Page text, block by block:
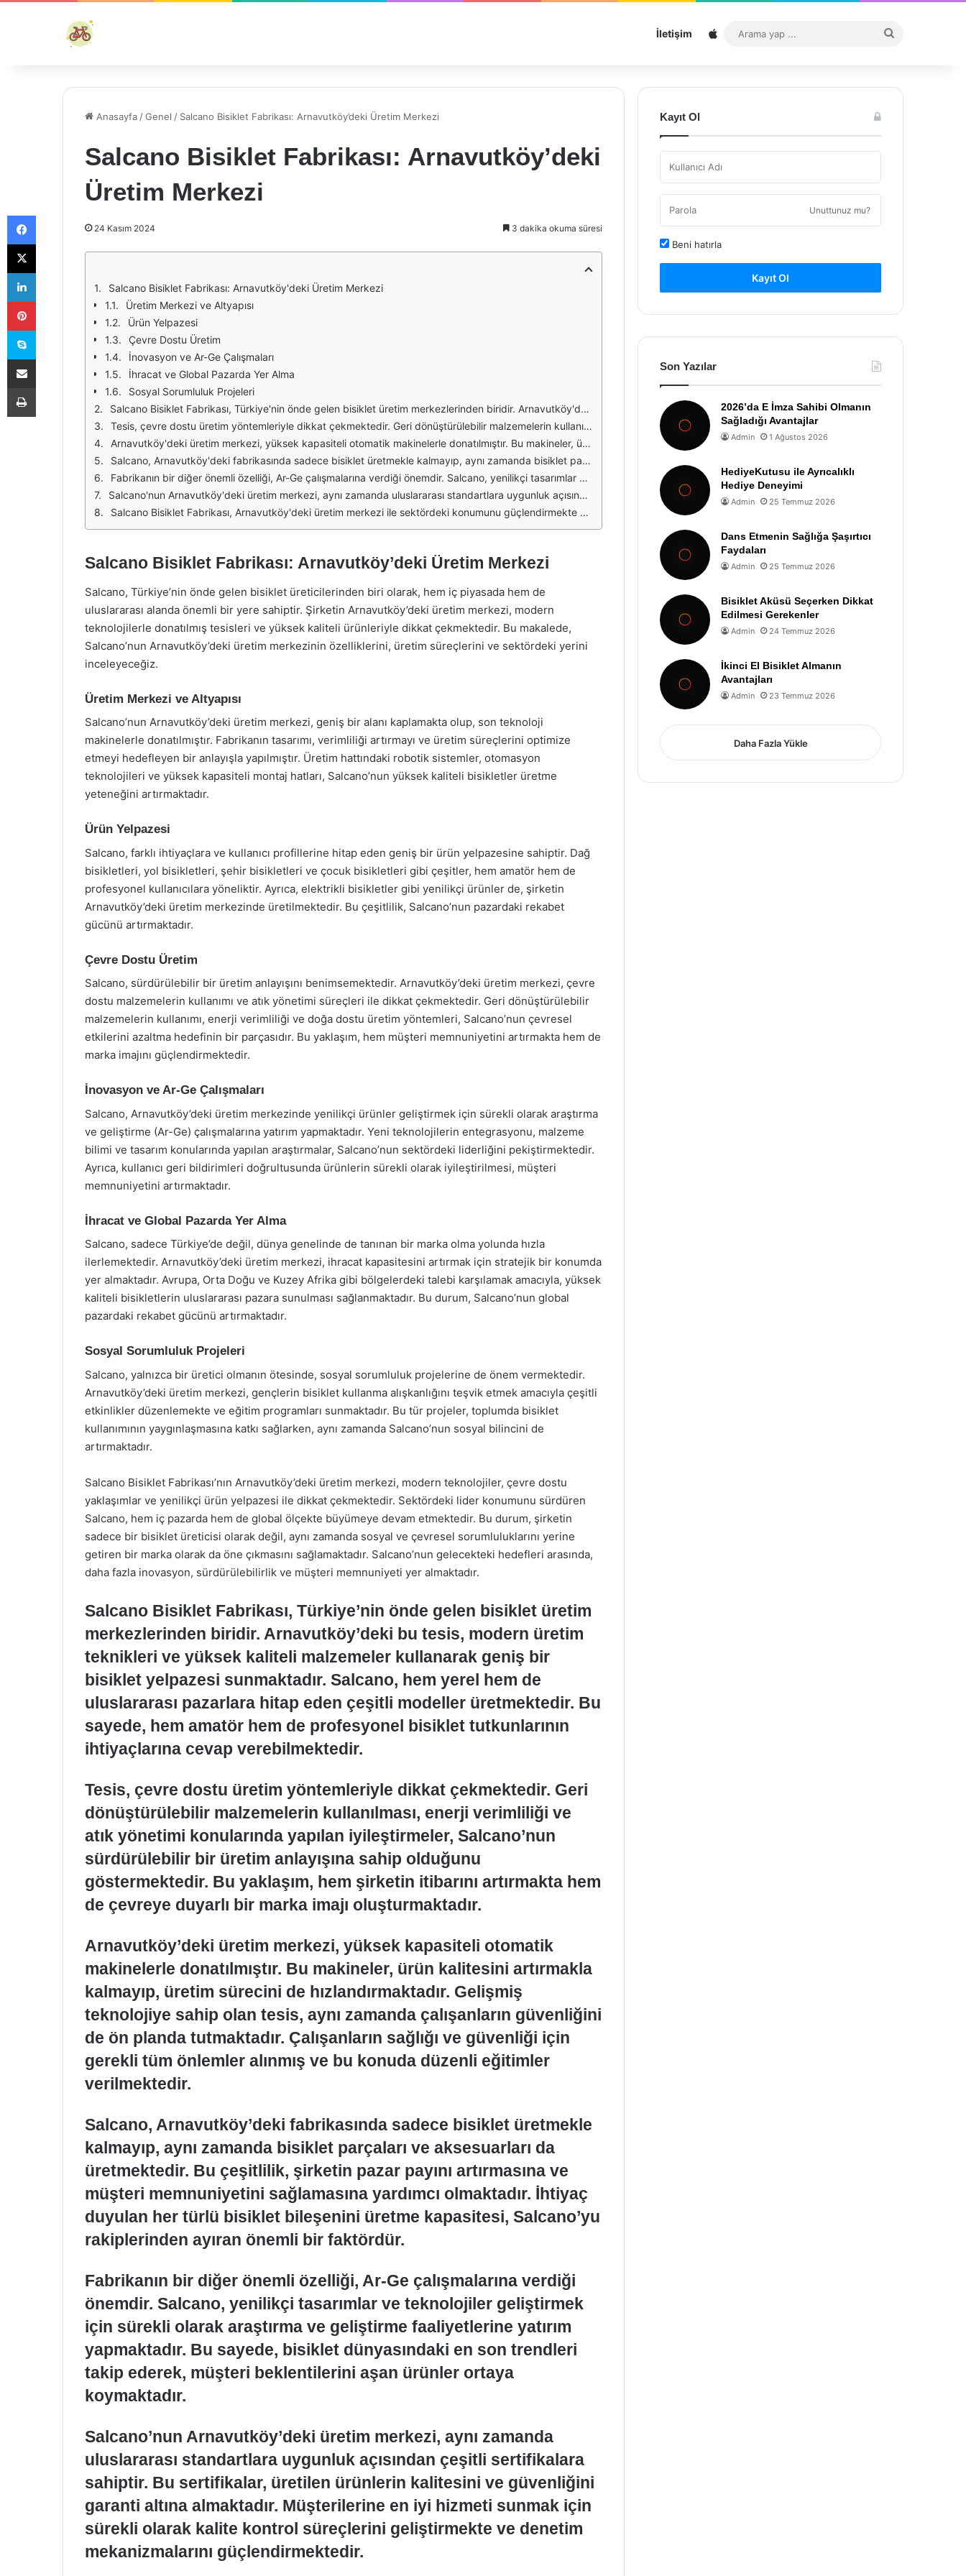
İletişim Sitemap
...
Anasayfa /Genel / Salcano Bisiklet Fabrikası: Arnavutköy’deki Üretim Merkezi
Salcano Bisiklet Fabrikası: Arnavutköy’deki
Üretim Merkezi
24 Kasım 2024 3 dakika okuma süresi
Salcano Bisiklet Fabrikası: Arnavutköy'deki Üretim Merkezi
Üretim Merkezi ve Altyapısı
Ürün Yelpazesi
Çevre Dostu Üretim
İnovasyon ve Ar-Ge Çalışmaları
İhracat ve Global Pazarda Yer Alma
Sosyal Sorumluluk Projeleri
Salcano Bisiklet Fabrikası, Türkiye'nin önde gelen bisiklet üretim merkezlerinden biridir. Arnavutköy'deki bu tesis, modern üretim teknikleri ve yüksek kaliteli malzemeler kullanarak geniş bir bisiklet yelpazesi sunmaktadır. Salcano, hem yerel hem de uluslararası pazarlara hitap eden çeşitli modeller üretmektedir. Bu sayede, hem amatör hem de profesyonel bisiklet tutkunlarının ihtiyaçlarına cevap verebilmektedir.
Tesis, çevre dostu üretim yöntemleriyle dikkat çekmektedir. Geri dönüştürülebilir malzemelerin kullanılması, enerji verimliliği ve atık yönetimi konularında yapılan iyileştirmeler, Salcano'nun sürdürülebilir bir üretim anlayışına sahip olduğunu göstermektedir. Bu yaklaşım, hem şirketin itibarını artırmakta hem de çevreye duyarlı bir marka imajı oluşturmaktadır.
Arnavutköy'deki üretim merkezi, yüksek kapasiteli otomatik makinelerle donatılmıştır. Bu makineler, ürün kalitesini artırmakla kalmayıp, üretim sürecini de hızlandırmaktadır. Gelişmiş teknolojiye sahip olan tesis, aynı zamanda çalışanların güvenliğini de ön planda tutmaktadır. Çalışanların sağlığı ve güvenliği için gerekli tüm önlemler alınmış ve bu konuda düzenli eğitimler verilmektedir.
Salcano, Arnavutköy'deki fabrikasında sadece bisiklet üretmekle kalmayıp, aynı zamanda bisiklet parçaları ve aksesuarları da üretmektedir. Bu çeşitlilik, şirketin pazar payını artırmasına ve müşteri memnuniyetini sağlamasına yardımcı olmaktadır. İhtiyaç duyulan her türlü bisiklet bileşenini üretme kapasitesi, Salcano'yu rakiplerinden ayıran önemli bir faktördür.
Fabrikanın bir diğer önemli özelliği, Ar-Ge çalışmalarına verdiği önemdir. Salcano, yenilikçi tasarımlar ve teknolojiler geliştirmek için sürekli olarak araştırma ve geliştirme faaliyetlerine yatırım yapmaktadır. Bu sayede, bisiklet dünyasındaki en son trendleri takip ederek, müşteri beklentilerini aşan ürünler ortaya koymaktadır.
Salcano'nun Arnavutköy'deki üretim merkezi, aynı zamanda uluslararası standartlara uygunluk açısından çeşitli sertifikalara sahiptir. Bu sertifikalar, üretilen ürünlerin kalitesini ve güvenliğini garanti altına almaktadır. Müşterilerine en iyi hizmeti sunmak için sürekli olarak kalite kontrol süreçlerini geliştirmekte ve denetim mekanizmalarını güçlendirmektedir.
Salcano Bisiklet Fabrikası, Arnavutköy'deki üretim merkezi ile sektördeki konumunu güçlendirmekte ve yenilikçi yaklaşımlarıyla dikkat çekmektedir. Sürekli gelişim ve müşteri memnuniyeti odaklı çalışmaları, Salcano'yu bisiklet endüstrisinde öncü bir marka haline getirmektedir.
Salcano Bisiklet Fabrikası: Arnavutköy’deki Üretim Merkezi
Salcano, Türkiye’nin önde gelen bisiklet üreticilerinden biri olarak, hem iç piyasada hem de
uluslararası alanda önemli bir yere sahiptir. Şirketin Arnavutköy’deki üretim merkezi, modern
teknolojilerle donatılmış tesisleri ve yüksek kaliteli ürünleriyle dikkat çekmektedir. Bu makalede,
Salcano’nun Arnavutköy’deki üretim merkezinin özelliklerini, üretim süreçlerini ve sektördeki yerini
inceleyeceğiz.
Üretim Merkezi ve Altyapısı
Salcano’nun Arnavutköy’deki üretim merkezi, geniş bir alanı kaplamakta olup, son teknoloji
makinelerle donatılmıştır. Fabrikanın tasarımı, verimliliği artırmayı ve üretim süreçlerini optimize
etmeyi hedefleyen bir anlayışla yapılmıştır. Üretim hattındaki robotik sistemler, otomasyon
teknolojileri ve yüksek kapasiteli montaj hatları, Salcano’nun yüksek kaliteli bisikletler üretme
yeteneğini artırmaktadır.
Ürün Yelpazesi
Salcano, farklı ihtiyaçlara ve kullanıcı profillerine hitap eden geniş bir ürün yelpazesine sahiptir. Dağ
bisikletleri, yol bisikletleri, şehir bisikletleri ve çocuk bisikletleri gibi çeşitler, hem amatör hem de
profesyonel kullanıcılara yöneliktir. Ayrıca, elektrikli bisikletler gibi yenilikçi ürünler de, şirketin
Arnavutköy’deki üretim merkezinde üretilmektedir. Bu çeşitlilik, Salcano’nun pazardaki rekabet
gücünü artırmaktadır.
Çevre Dostu Üretim
Salcano, sürdürülebilir bir üretim anlayışını benimsemektedir. Arnavutköy’deki üretim merkezi, çevre
dostu malzemelerin kullanımı ve atık yönetimi süreçleri ile dikkat çekmektedir. Geri dönüştürülebilir
malzemelerin kullanımı, enerji verimliliği ve doğa dostu üretim yöntemleri, Salcano’nun çevresel
etkilerini azaltma hedefinin bir parçasıdır. Bu yaklaşım, hem müşteri memnuniyetini artırmakta hem de
marka imajını güçlendirmektedir.
İnovasyon ve Ar-Ge Çalışmaları
Salcano, Arnavutköy’deki üretim merkezinde yenilikçi ürünler geliştirmek için sürekli olarak araştırma
ve geliştirme (Ar-Ge) çalışmalarına yatırım yapmaktadır. Yeni teknolojilerin entegrasyonu, malzeme
bilimi ve tasarım konularında yapılan araştırmalar, Salcano’nun sektördeki liderliğini pekiştirmektedir.
Ayrıca, kullanıcı geri bildirimleri doğrultusunda ürünlerin sürekli olarak iyileştirilmesi, müşteri
memnuniyetini artırmaktadır.
İhracat ve Global Pazarda Yer Alma
Salcano, sadece Türkiye’de değil, dünya genelinde de tanınan bir marka olma yolunda hızla
ilerlemektedir. Arnavutköy’deki üretim merkezi, ihracat kapasitesini artırmak için stratejik bir konumda
yer almaktadır. Avrupa, Orta Doğu ve Kuzey Afrika gibi bölgelerdeki talebi karşılamak amacıyla, yüksek
kaliteli bisikletlerin uluslararası pazara sunulması sağlanmaktadır. Bu durum, Salcano’nun global
pazardaki rekabet gücünü artırmaktadır.
Sosyal Sorumluluk Projeleri
Salcano, yalnızca bir üretici olmanın ötesinde, sosyal sorumluluk projelerine de önem vermektedir.
Arnavutköy’deki üretim merkezi, gençlerin bisiklet kullanma alışkanlığını teşvik etmek amacıyla çeşitli
etkinlikler düzenlemekte ve eğitim programları sunmaktadır. Bu tür projeler, toplumda bisiklet
kullanımının yaygınlaşmasına katkı sağlarken, aynı zamanda Salcano’nun sosyal bilincini de
artırmaktadır.
Salcano Bisiklet Fabrikası’nın Arnavutköy’deki üretim merkezi, modern teknolojiler, çevre dostu
yaklaşımlar ve yenilikçi ürün yelpazesi ile dikkat çekmektedir. Sektördeki lider konumunu sürdüren
Salcano, hem iç pazarda hem de global ölçekte büyümeye devam etmektedir. Bu durum, şirketin
sadece bir bisiklet üreticisi olarak değil, aynı zamanda sosyal ve çevresel sorumluluklarını yerine
getiren bir marka olarak da öne çıkmasını sağlamaktadır. Salcano’nun gelecekteki hedefleri arasında,
daha fazla inovasyon, sürdürülebilirlik ve müşteri memnuniyeti yer almaktadır.
Salcano Bisiklet Fabrikası, Türkiye’nin önde gelen bisiklet üretim
merkezlerinden biridir. Arnavutköy’deki bu tesis, modern üretim
teknikleri ve yüksek kaliteli malzemeler kullanarak geniş bir
bisiklet yelpazesi sunmaktadır. Salcano, hem yerel hem de
uluslararası pazarlara hitap eden çeşitli modeller üretmektedir. Bu
sayede, hem amatör hem de profesyonel bisiklet tutkunlarının
ihtiyaçlarına cevap verebilmektedir.
Tesis, çevre dostu üretim yöntemleriyle dikkat çekmektedir. Geri
dönüştürülebilir malzemelerin kullanılması, enerji verimliliği ve
atık yönetimi konularında yapılan iyileştirmeler, Salcano’nun
sürdürülebilir bir üretim anlayışına sahip olduğunu
göstermektedir. Bu yaklaşım, hem şirketin itibarını artırmakta hem
de çevreye duyarlı bir marka imajı oluşturmaktadır.
Arnavutköy’deki üretim merkezi, yüksek kapasiteli otomatik
makinelerle donatılmıştır. Bu makineler, ürün kalitesini artırmakla
kalmayıp, üretim sürecini de hızlandırmaktadır. Gelişmiş
teknolojiye sahip olan tesis, aynı zamanda çalışanların güvenliğini
de ön planda tutmaktadır. Çalışanların sağlığı ve güvenliği için
gerekli tüm önlemler alınmış ve bu konuda düzenli eğitimler
verilmektedir.
Salcano, Arnavutköy’deki fabrikasında sadece bisiklet üretmekle
kalmayıp, aynı zamanda bisiklet parçaları ve aksesuarları da
üretmektedir. Bu çeşitlilik, şirketin pazar payını artırmasına ve
müşteri memnuniyetini sağlamasına yardımcı olmaktadır. İhtiyaç
duyulan her türlü bisiklet bileşenini üretme kapasitesi, Salcano’yu
rakiplerinden ayıran önemli bir faktördür.
Fabrikanın bir diğer önemli özelliği, Ar-Ge çalışmalarına verdiği
önemdir. Salcano, yenilikçi tasarımlar ve teknolojiler geliştirmek
için sürekli olarak araştırma ve geliştirme faaliyetlerine yatırım
yapmaktadır. Bu sayede, bisiklet dünyasındaki en son trendleri
takip ederek, müşteri beklentilerini aşan ürünler ortaya
koymaktadır.
Salcano’nun Arnavutköy’deki üretim merkezi, aynı zamanda
uluslararası standartlara uygunluk açısından çeşitli sertifikalara
sahiptir. Bu sertifikalar, üretilen ürünlerin kalitesini ve güvenliğini
garanti altına almaktadır. Müşterilerine en iyi hizmeti sunmak için
sürekli olarak kalite kontrol süreçlerini geliştirmekte ve denetim
mekanizmalarını güçlendirmektedir.
Kayıt Ol
Unuttunuz mu?
Beni hatırla
Kayıt Ol
Son Yazılar
2026’da E İmza Sahibi Olmanın
Sağladığı Avantajlar
Admin 1 Ağustos 2026
HediyeKutusu ile Ayrıcalıklı
Hediye Deneyimi
Admin 25 Temmuz 2026
Dans Etmenin Sağlığa Şaşırtıcı
Faydaları
Admin 25 Temmuz 2026
Bisiklet Aküsü Seçerken Dikkat
Edilmesi Gerekenler
Admin 24 Temmuz 2026
İkinci El Bisiklet Almanın
Avantajları
Admin 23 Temmuz 2026
Daha Fazla Yükle
Facebook
X
LinkedIn
Pinterest
Skype
E-Posta ile paylaş